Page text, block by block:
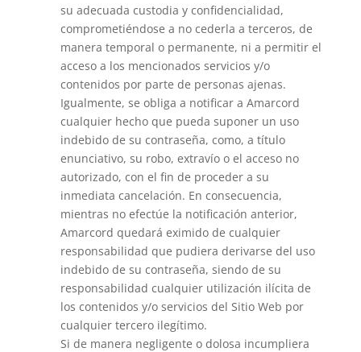
su adecuada custodia y confidencialidad,
comprometiéndose a no cederla a terceros, de
manera temporal o permanente, ni a permitir el
acceso a los mencionados servicios y/o
contenidos por parte de personas ajenas.
Igualmente, se obliga a notificar a Amarcord
cualquier hecho que pueda suponer un uso
indebido de su contraseña, como, a título
enunciativo, su robo, extravío o el acceso no
autorizado, con el fin de proceder a su
inmediata cancelación. En consecuencia,
mientras no efectúe la notificación anterior,
Amarcord quedará eximido de cualquier
responsabilidad que pudiera derivarse del uso
indebido de su contraseña, siendo de su
responsabilidad cualquier utilización ilícita de
los contenidos y/o servicios del Sitio Web por
cualquier tercero ilegítimo.
Si de manera negligente o dolosa incumpliera